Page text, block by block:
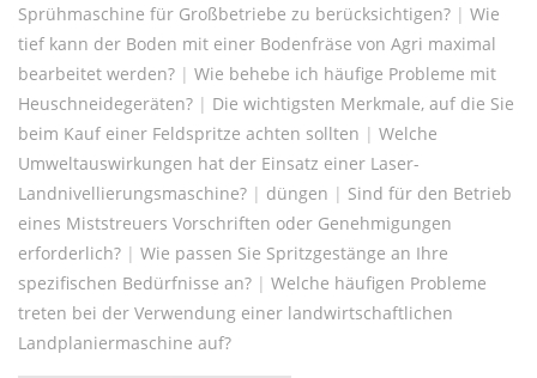
Sprühmaschine für Großbetriebe zu berücksichtigen? | Wie
tief kann der Boden mit einer Bodenfräse von Agri maximal
bearbeitet werden? | Wie behebe ich häufige Probleme mit
Heuschneidegeräten? | Die wichtigsten Merkmale, auf die Sie
beim Kauf einer Feldspritze achten sollten | Welche
Umweltauswirkungen hat der Einsatz einer Laser-
Landnivellierungsmaschine? | düngen | Sind für den Betrieb
eines Miststreuers Vorschriften oder Genehmigungen
erforderlich? | Wie passen Sie Spritzgestänge an Ihre
spezifischen Bedürfnisse an? | Welche häufigen Probleme
treten bei der Verwendung einer landwirtschaftlichen
Landplaniermaschine auf?